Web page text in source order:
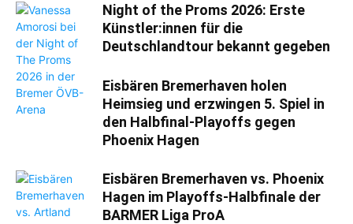
Night of the Proms 2026: Erste
Künstler:innen für die
Deutschlandtour bekannt gegeben
Eisbären Bremerhaven holen
Heimsieg und erzwingen 5. Spiel in
den Halbfinal-Playoffs gegen
Phoenix Hagen
Eisbären Bremerhaven vs. Phoenix
Hagen im Playoffs-Halbfinale der
BARMER Liga ProA